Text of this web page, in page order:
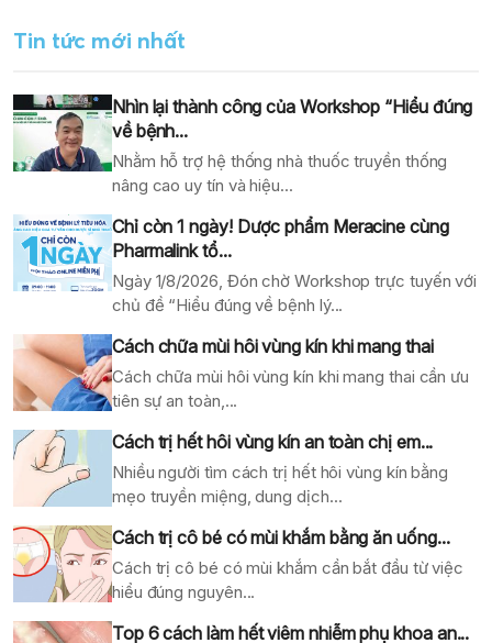
Tin tức mới nhất
Nhìn lại thành công của Workshop “Hiểu đúng
về bệnh...
Nhằm hỗ trợ hệ thống nhà thuốc truyền thống
nâng cao uy tín và hiệu...
Chỉ còn 1 ngày! Dược phẩm Meracine cùng
Pharmalink tổ...
Ngày 1/8/2026, Đón chờ Workshop trực tuyến với
chủ đề “Hiểu đúng về bệnh lý...
Cách chữa mùi hôi vùng kín khi mang thai
Cách chữa mùi hôi vùng kín khi mang thai cần ưu
tiên sự an toàn,...
Cách trị hết hôi vùng kín an toàn chị em...
Nhiều người tìm cách trị hết hôi vùng kín bằng
mẹo truyền miệng, dung dịch...
Cách trị cô bé có mùi khắm bằng ăn uống...
Cách trị cô bé có mùi khắm cần bắt đầu từ việc
hiểu đúng nguyên...
Top 6 cách làm hết viêm nhiễm phụ khoa an...